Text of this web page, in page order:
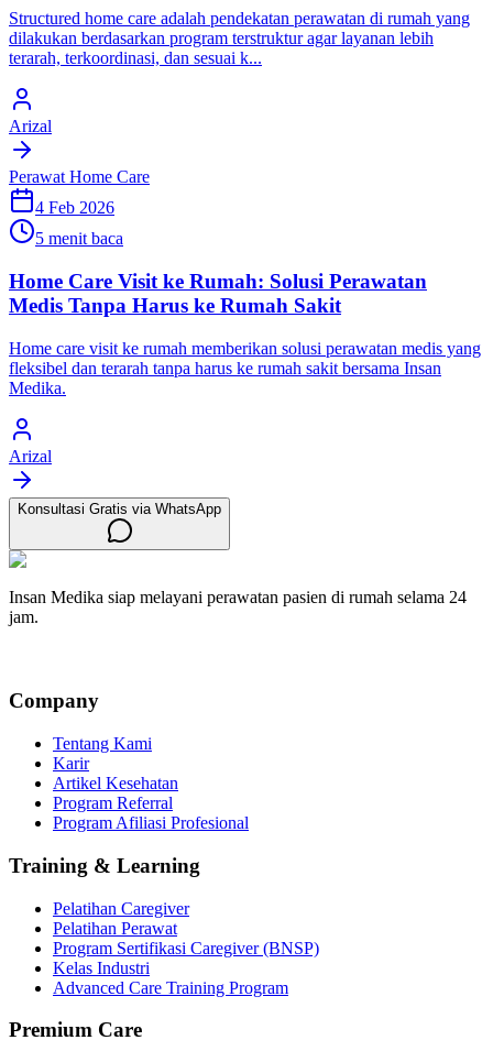
Structured home care adalah pendekatan perawatan di rumah yang
dilakukan berdasarkan program terstruktur agar layanan lebih
terarah, terkoordinasi, dan sesuai k...
Arizal
Perawat Home Care
4 Feb 2026
5 menit baca
Home Care Visit ke Rumah: Solusi Perawatan
Medis Tanpa Harus ke Rumah Sakit
Home care visit ke rumah memberikan solusi perawatan medis yang
fleksibel dan terarah tanpa harus ke rumah sakit bersama Insan
Medika.
Arizal
Konsultasi Gratis via WhatsApp
Insan Medika siap melayani perawatan pasien di rumah selama 24
jam.
Company
Tentang Kami
Karir
Artikel Kesehatan
Program Referral
Program Afiliasi Profesional
Training & Learning
Pelatihan Caregiver
Pelatihan Perawat
Program Sertifikasi Caregiver (BNSP)
Kelas Industri
Advanced Care Training Program
Premium Care